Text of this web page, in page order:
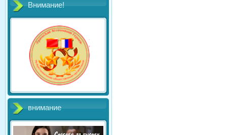
Внимание!
внимание